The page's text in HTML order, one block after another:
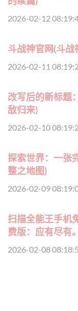
2026-02-12
斗战神官网(斗
2026-02-11
改写后的新标题
敌归来)
2026-02-10
探索世界：一张
整之地图)
2026-02-09
扫描全能王手机
费版：应有尽有
2026-02-08